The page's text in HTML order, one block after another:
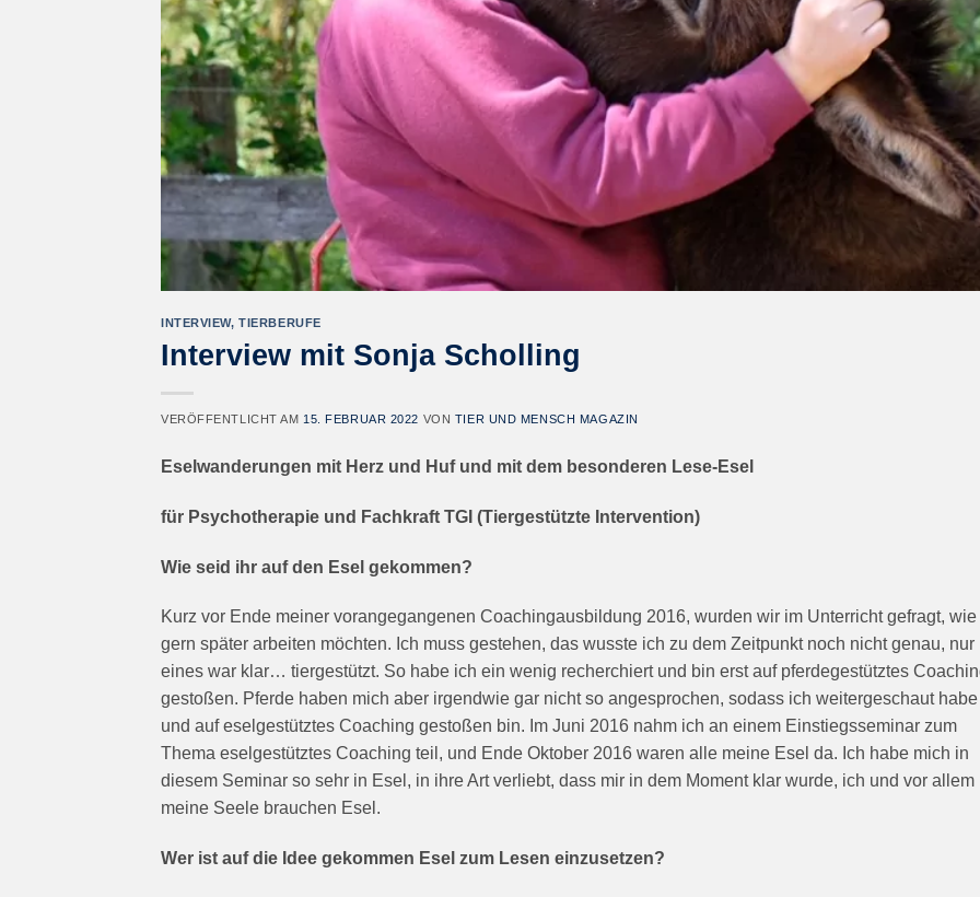
INTERVIEW,TIERBERUFE
Interview mit Sonja Scholling
VERÖFFENTLICHT AM 15. FEBRUAR 2022 VON TIER UND MENSCH MAGAZIN
Eselwanderungen mit Herz und Huf und mit dem besonderen Lese-Esel
für Psychotherapie und Fachkraft TGI (Tiergestützte Intervention)
Wie seid ihr auf den Esel gekommen?
Kurz vor Ende meiner vorangegangenen Coachingausbildung 2016, wurden wir im Unterricht gefragt,
gern später arbeiten möchten. Ich muss gestehen, das wusste ich zu dem Zeitpunkt noch nicht genau, nur
eines war klar… tiergestützt. So habe ich ein wenig recherchiert und bin erst auf pferdegestütztes
gestoßen. Pferde haben mich aber irgendwie gar nicht so angesprochen, sodass ich weitergeschaut habe
und auf eselgestütztes Coaching gestoßen bin. Im Juni 2016 nahm ich an einem Einstiegsseminar zum
Thema eselgestütztes Coaching teil, und Ende Oktober 2016 waren alle meine Esel da. Ich habe mich in
diesem Seminar so sehr in Esel, in ihre Art verliebt, dass mir in dem Moment klar wurde, ich und vor allem
meine Seele brauchen Esel.
Wer ist auf die Idee gekommen Esel zum Lesen einzusetzen?